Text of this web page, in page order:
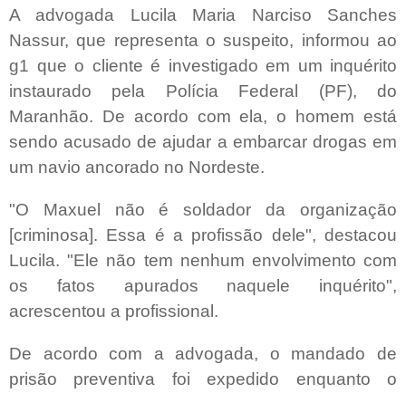
A advogada Lucila Maria Narciso Sanches
Nassur, que representa o suspeito, informou ao
g1 que o cliente é investigado em um inquérito
instaurado pela Polícia Federal (PF), do
Maranhão. De acordo com ela, o homem está
sendo acusado de ajudar a embarcar drogas em
um navio ancorado no Nordeste.
"O Maxuel não é soldador da organização
[criminosa]. Essa é a profissão dele", destacou
Lucila. "Ele não tem nenhum envolvimento com
os fatos apurados naquele inquérito",
acrescentou a profissional.
De acordo com a advogada, o mandado de
prisão preventiva foi expedido enquanto o